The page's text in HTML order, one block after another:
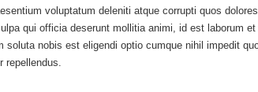
voluptatum deleniti atque corrupti quos
qui officia deserunt mollitia animi, id est laborum
nobis est eligendi optio cumque nihil impedit
repellendus.